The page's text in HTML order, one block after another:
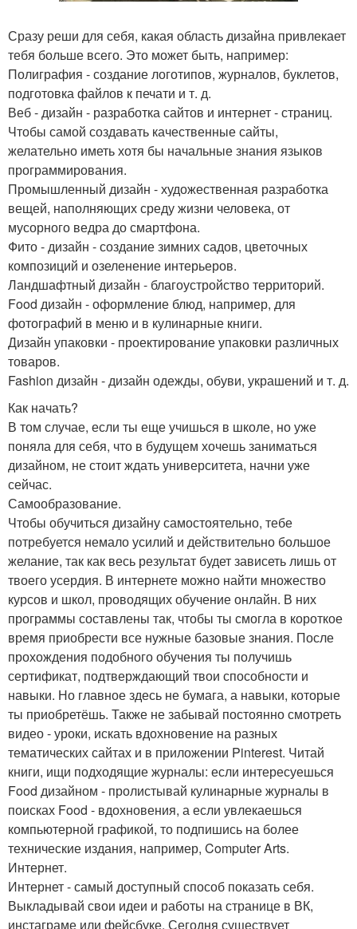
Сразу реши для себя, какая область дизайна привлекает
тебя больше всего. Это может быть, например:
Полиграфия - создание логотипов, журналов, буклетов,
подготовка файлов к печати и т. д.
Веб - дизайн - разработка сайтов и интернет - страниц.
Чтобы самой создавать качественные сайты,
желательно иметь хотя бы начальные знания языков
программирования.
Промышленный дизайн - художественная разработка
вещей, наполняющих среду жизни человека, от
мусорного ведра до смартфона.
Фито - дизайн - создание зимних садов, цветочных
композиций и озеленение интерьеров.
Ландшафтный дизайн - благоустройство территорий.
Food дизайн - оформление блюд, например, для
фотографий в меню и в кулинарные книги.
Дизайн упаковки - проектирование упаковки различных
товаров.
Fashion дизайн - дизайн одежды, обуви, украшений и т. д.
Как начать?
В том случае, если ты еще учишься в школе, но уже
поняла для себя, что в будущем хочешь заниматься
дизайном, не стоит ждать университета, начни уже
сейчас.
Самообразование.
Чтобы обучиться дизайну самостоятельно, тебе
потребуется немало усилий и действительно большое
желание, так как весь результат будет зависеть лишь от
твоего усердия. В интернете можно найти множество
курсов и школ, проводящих обучение онлайн. В них
программы составлены так, чтобы ты смогла в короткое
время приобрести все нужные базовые знания. После
прохождения подобного обучения ты получишь
сертификат, подтверждающий твои способности и
навыки. Но главное здесь не бумага, а навыки, которые
ты приобретёшь. Также не забывай постоянно смотреть
видео - уроки, искать вдохновение на разных
тематических сайтах и в приложении Pinterest. Читай
книги, ищи подходящие журналы: если интересуешься
Food дизайном - пролистывай кулинарные журналы в
поисках Food - вдохновения, а если увлекаешься
компьютерной графикой, то подпишись на более
технические издания, например, Computer Arts.
Интернет.
Интернет - самый доступный способ показать себя.
Выкладывай свои идеи и работы на странице в ВК,
инстаграме или фейсбуке. Сегодня существует